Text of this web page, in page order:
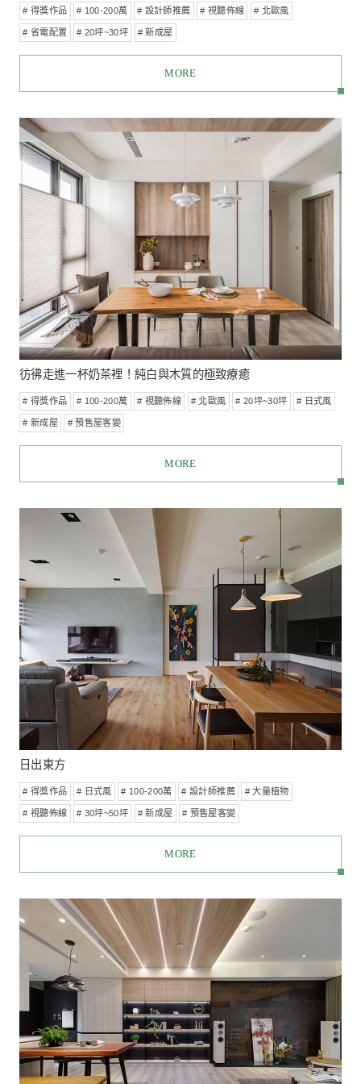
剛與柔之間的黑白灰向度
# 視聽佈線
# 空氣淨化 # 新成屋 # WELL空氣
MORE
和色彩做朋友．彩色漸層之家
# 100-200萬 # 視聽佈線 # 北歐風
# 省電配置 # 20坪~30坪 # 新成屋
彷彿走進一杯奶茶裡！純白與木質的極致療癒
# 得獎作品 # 100-200萬 # 視聽佈線 # 北歐風 # 20坪~30坪
# 新成屋 # 預售屋客變